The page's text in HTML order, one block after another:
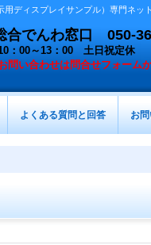
用ディスプレイサンプル）専門
合でんわ窓口 050-
：00～13：00 土日祝定休
問い合わせは問合せフォーム
よくある質問と回答 お